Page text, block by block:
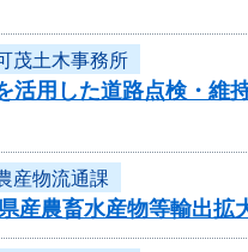
茂土木事務所
活用した道路点検・
産物流通課
産農畜水産物等輸出拡